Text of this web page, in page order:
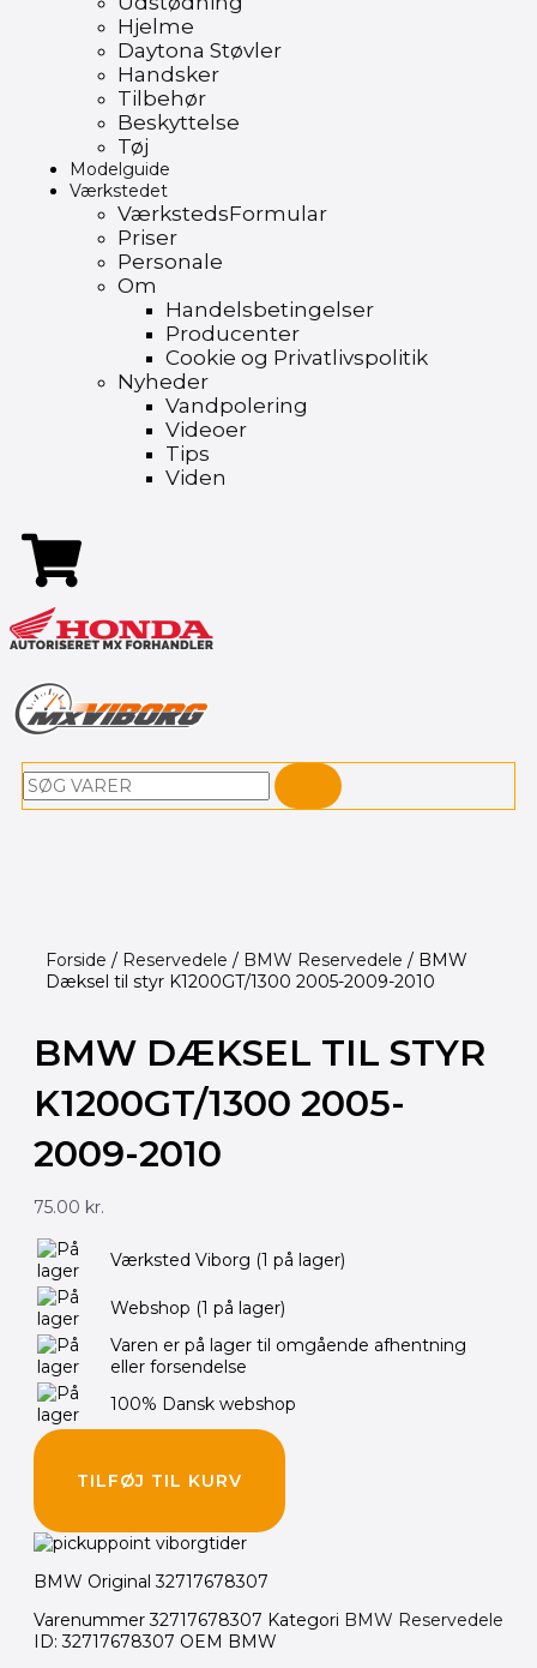
Hjelme
Daytona Støvler
Handsker
Tilbehør
Beskyttelse
Tøj
Modelguide
Værkstedet
VærkstedsFormular
Priser
Personale
Om
Handelsbetingelser
Producenter
Cookie og Privatlivspolitik
Nyheder
Vandpolering
Videoer
Tips
Viden
Søg
Forside / Reservedele / BMW Reservedele / BMW
Dæksel til styr K1200GT/1300 2005-2009-2010
BMW DÆKSEL TIL STYR
K1200GT/1300 2005-
2009-2010
75.00 kr.
Værksted Viborg (1 på lager)
Webshop (1 på lager)
Varen er på lager til omgående afhentning
eller forsendelse
100% Dansk webshop
TILFØJ TIL KURV
BMW Original 32717678307
Varenummer32717678307 Kategori BMW Reservedele
ID: 32717678307 OEM BMW